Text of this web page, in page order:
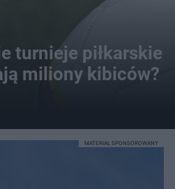
turnieje piłkarskie
miliony kibiców?
MATERIAŁ SPONSOROWANY